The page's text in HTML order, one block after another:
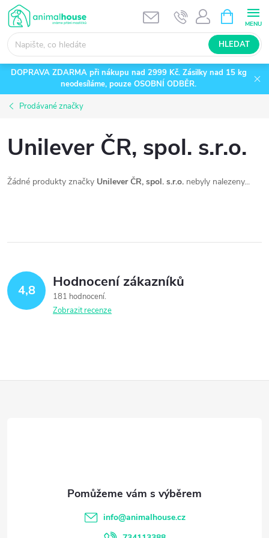
Přejít
na
obsah
HLEDAT
NÁKUPNÍ
KOŠÍK
DOPRAVA ZDARMA při nákupu nad 2999 Kč. Zásilky nad 15 kg
neodesíláme, pouze OSOBNÍ ODBĚR.
Prodávané značky
Unilever ČR, spol. s.r.o.
Žádné produkty značky Unilever ČR, spol. s.r.o. nebyly nalezeny...
4,8 Hodnocení zákazníků
181 hodnocení
Zobrazit recenze
info@animalhouse.cz